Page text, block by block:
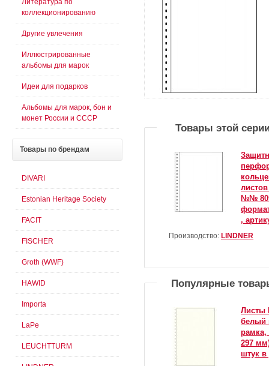
Товары этой
№№
,
Производство: LINDNER
Популярные
Листы
белый
рамка,
297
штук в
Литература по
коллекционированию
Другие увлечения
Иллюстрированные
альбомы для марок
Идеи для подарков
Альбомы для марок, бон и
монет России и СССР
Товары по брендам
DIVARI
Estonian Heritage Society
FACIT
FISCHER
Groth (WWF)
HAWID
Importa
LaPe
LEUCHTTURM